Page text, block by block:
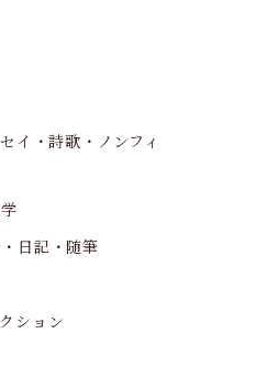
イ・詩歌・ノンフィ
日記・随筆
ション